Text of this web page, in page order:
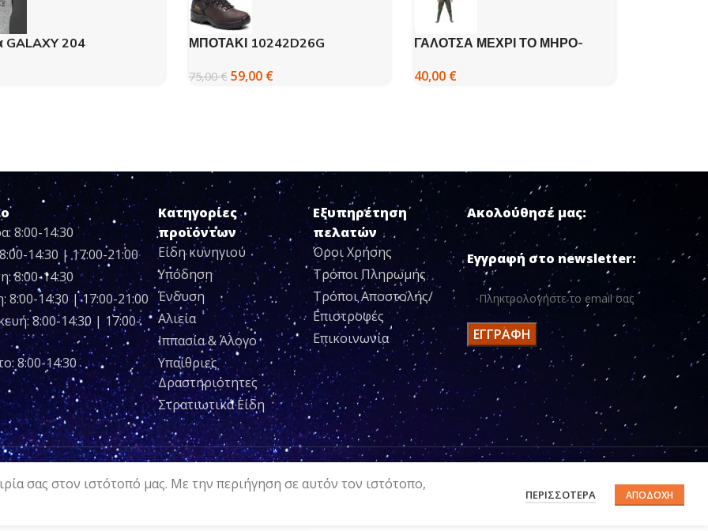
GALAXY 204
ΜΠΟΤΑΚΙ 10242D26G
75,00€ 59,00 €
ΓΑΛΟΤΣΑ ΜΕΧΡΙ ΤΟ ΜΗΡΟ-
40,00 €
8:00-14:30
14:30 | 17:00-21:00
8:00-14:30
8:00-14:30 | 17:00-21:00
8:00-14:30 | 17:00-
8:00-14:30
Κατηγορίες
προϊόντων
Είδη κυνηγιού
Υπόδηση
Ένδυση
Αλιεία
Ιππασία & Άλογο
Υπαίθριες
Δραστηριότητες
Στρατιωτικά Είδη
Εξυπηρέτηση
πελατών
Όροι Χρήσης
Τρόποι Πληρωμής
Τρόποι Αποστολής/
Επιστροφές
Επικοινωνία
Ακολούθησέ μας:
Εγγραφή στο newsletter:
σας στον ιστότοπό μας. Με την περιήγηση σε αυτόν τον ιστότοπο,
ΠΕΡΙΣΣΌΤΕΡΑ ΑΠΟΔΟΧΉ